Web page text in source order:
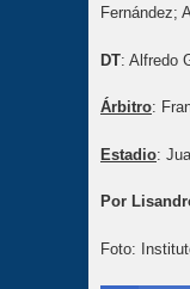
Fernández;
DT: Alfredo
Árbitro:
Estadio:
Por
Foto: